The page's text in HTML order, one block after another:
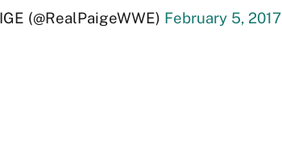
(@RealPaigeWWE) February 5, 2017